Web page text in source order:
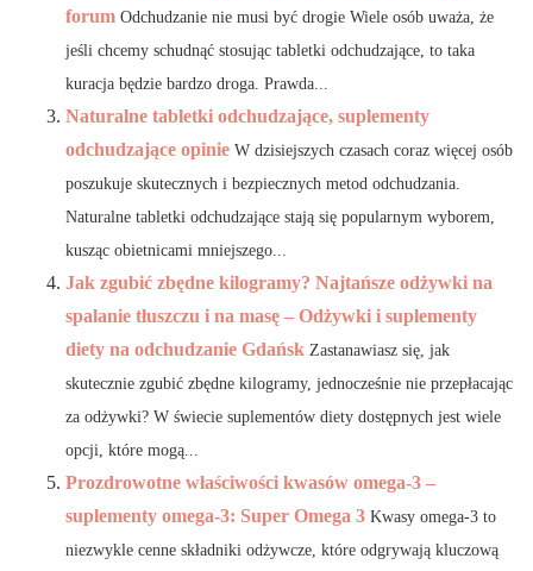
forum Odchudzanie nie musi być drogie Wiele osób uważa, że
jeśli chcemy schudnąć stosując tabletki odchudzające, to taka
kuracja będzie bardzo droga. Prawda...
Naturalne tabletki odchudzające, suplementy
odchudzające opinie W dzisiejszych czasach coraz więcej osób
poszukuje skutecznych i bezpiecznych metod odchudzania.
Naturalne tabletki odchudzające stają się popularnym wyborem,
kusząc obietnicami mniejszego...
Jak zgubić zbędne kilogramy? Najtańsze odżywki na
spalanie tłuszczu i na masę – Odżywki i suplementy
diety na odchudzanie Gdańsk Zastanawiasz się, jak
skutecznie zgubić zbędne kilogramy, jednocześnie nie przepłacając
za odżywki? W świecie suplementów diety dostępnych jest wiele
opcji, które mogą...
Prozdrowotne właściwości kwasów omega-3 –
suplementy omega-3: Super Omega 3 Kwasy omega-3 to
niezwykle cenne składniki odżywcze, które odgrywają kluczową